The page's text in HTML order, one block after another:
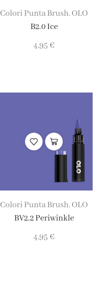
Colori Punta Brush, OLO
B2.0 Ice
4,95€
Colori Punta Brush, OLO
BV2.2 Periwinkle
4,95€